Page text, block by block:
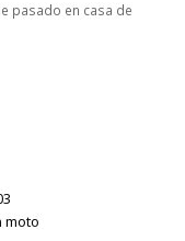
pasado en casa de